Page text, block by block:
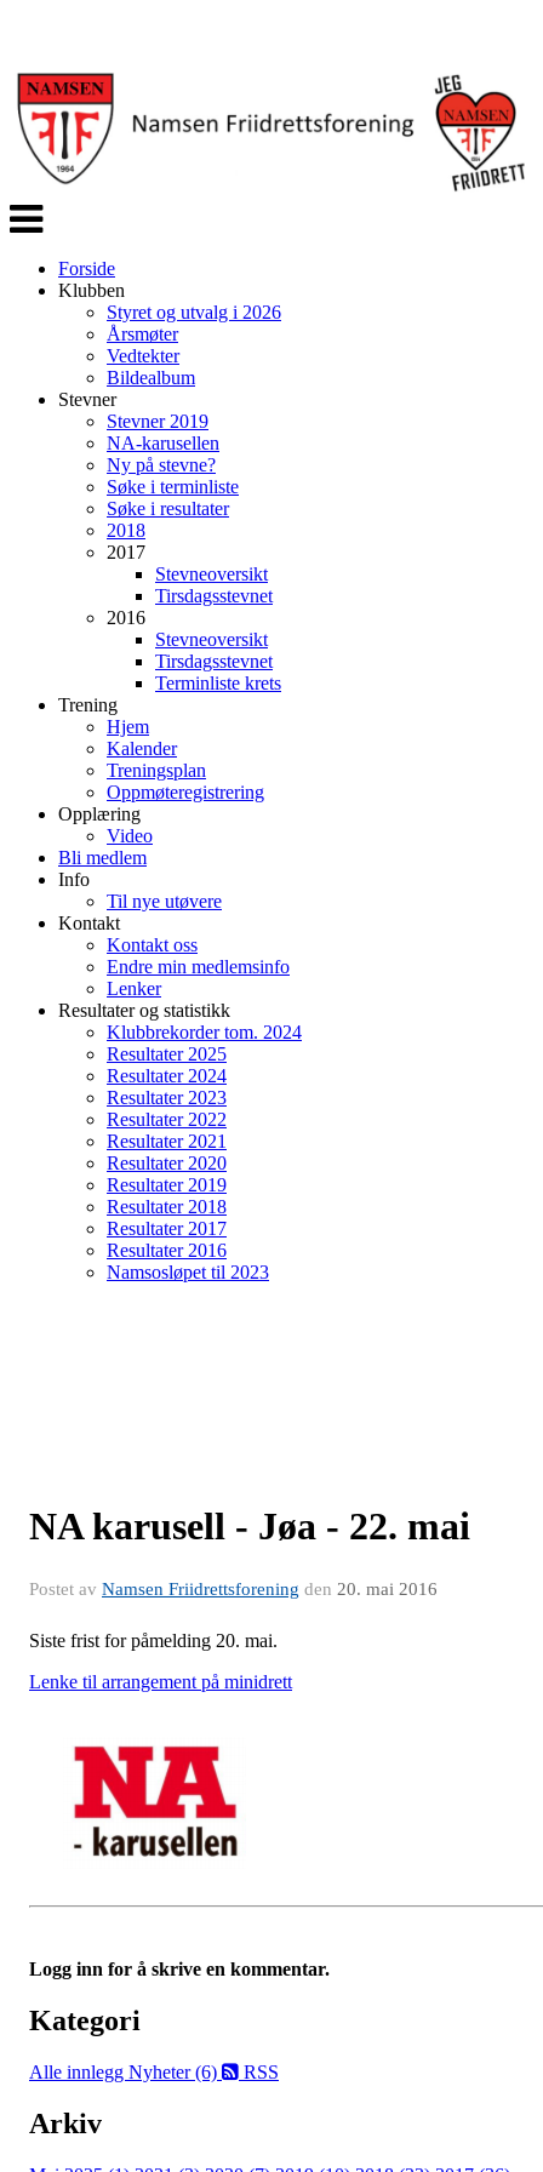
Veksle
navigasjon
Forside
Klubben
Styret og utvalg i 2026
Årsmøter
Vedtekter
Bildealbum
Stevner
Stevner 2019
NA-karusellen
Ny på stevne?
Søke i terminliste
Søke i resultater
2018
2017
Stevneoversikt
Tirsdagsstevnet
2016
Stevneoversikt
Tirsdagsstevnet
Terminliste krets
Trening
Hjem
Kalender
Treningsplan
Oppmøteregistrering
Opplæring
Video
Bli medlem
Info
Til nye utøvere
Kontakt
Kontakt oss
Endre min medlemsinfo
Lenker
Resultater og statistikk
Klubbrekorder tom. 2024
Resultater 2025
Resultater 2024
Resultater 2023
Resultater 2022
Resultater 2021
Resultater 2020
Resultater 2019
Resultater 2018
Resultater 2017
Resultater 2016
Namsosløpet til 2023
NA karusell - Jøa - 22. mai
Postet av Namsen Friidrettsforening den 20. mai 2016
Siste frist for påmelding 20. mai.
Lenke til arrangement på minidrett
Logg inn for å skrive en kommentar.
Kategori
Alle innlegg Nyheter (6) RSS
Arkiv